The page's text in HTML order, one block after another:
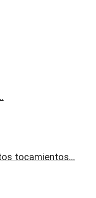
tocamientos...